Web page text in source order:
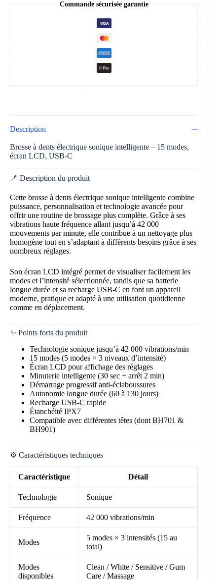
Commande sécurisée garantie
Description
Brosse à dents électrique sonique intelligente – 15 modes,
écran LCD, USB-C
🪥 Description du produit
Cette brosse à dents électrique sonique intelligente combine
puissance, personnalisation et technologie avancée pour
offrir une routine de brossage plus complète. Grâce à ses
vibrations haute fréquence allant jusqu’à 42 000
mouvements par minute, elle contribue à un nettoyage plus
homogène tout en s’adaptant à différents besoins grâce à ses
nombreux réglages.
Son écran LCD intégré permet de visualiser facilement les
modes et l’intensité sélectionnée, tandis que sa batterie
longue durée et sa recharge USB-C en font un appareil
moderne, pratique et adapté à une utilisation quotidienne
comme en déplacement.
✨ Points forts du produit
Technologie sonique jusqu’à 42 000 vibrations/min
15 modes (5 modes × 3 niveaux d’intensité)
Écran LCD pour affichage des réglages
Minuterie intelligente (30 sec + arrêt 2 min)
Démarrage progressif anti-éclaboussures
Autonomie longue durée (60 à 130 jours)
Recharge USB-C rapide
Étanchéité IPX7
Compatible avec différentes têtes (dont BH701 &
BH901)
⚙️ Caractéristiques techniques
Caractéristique Détail
Technologie Sonique
Fréquence 42 000 vibrations/min
Modes
5 modes × 3 intensités (15 au
total)
Modes
disponibles
Clean / White / Sensitive / Gum
Care / Massage